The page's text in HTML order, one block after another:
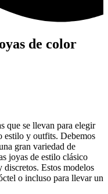
de color
que se llevan para elegir
estilo y outfits. Debemos
gran variedad de
joyas de estilo clásico
discretos. Estos modelos
o incluso para llevar un